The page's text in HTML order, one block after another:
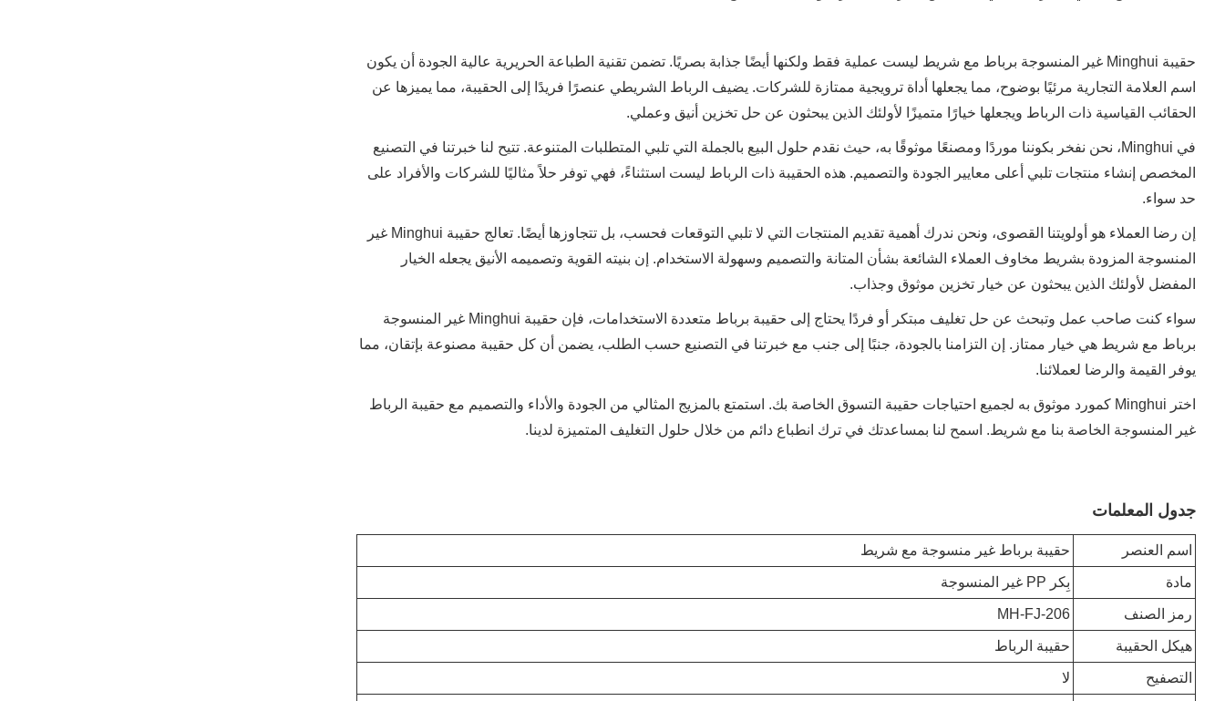
حقيبة Minghui غير المنسوجة برباط مع شريط ليست عملية فقط ولكنها أيضًا جذابة بصريًا. تضمن تقنية الطباعة الحريرية عالية الجودة أن يكون
اسم العلامة التجارية مرئيًا بوضوح، مما يجعلها أداة ترويجية ممتازة للشركات. يضيف الرباط الشريطي عنصرًا فريدًا إلى الحقيبة، مما يميزها عن
الحقائب القياسية ذات الرباط ويجعلها خيارًا متميزًا لأولئك الذين يبحثون عن حل تخزين أنيق وعملي.
في Minghui، نحن نفخر بكوننا موردًا ومصنعًا موثوقًا به، حيث نقدم حلول البيع بالجملة التي تلبي المتطلبات المتنوعة. تتيح لنا خبرتنا في التصنيع
المخصص إنشاء منتجات تلبي أعلى معايير الجودة والتصميم. هذه الحقيبة ذات الرباط ليست استثناءً، فهي توفر حلاً مثاليًا للشركات والأفراد على
حد سواء.
إن رضا العملاء هو أولويتنا القصوى، ونحن ندرك أهمية تقديم المنتجات التي لا تلبي التوقعات فحسب، بل تتجاوزها أيضًا. تعالج حقيبة Minghui غير
المنسوجة المزودة بشريط مخاوف العملاء الشائعة بشأن المتانة والتصميم وسهولة الاستخدام. إن بنيته القوية وتصميمه الأنيق يجعله الخيار
المفضل لأولئك الذين يبحثون عن خيار تخزين موثوق وجذاب.
سواء كنت صاحب عمل وتبحث عن حل تغليف مبتكر أو فردًا يحتاج إلى حقيبة برباط متعددة الاستخدامات، فإن حقيبة Minghui غير المنسوجة
برباط مع شريط هي خيار ممتاز. إن التزامنا بالجودة، جنبًا إلى جنب مع خبرتنا في التصنيع حسب الطلب، يضمن أن كل حقيبة مصنوعة بإتقان، مما
يوفر القيمة والرضا لعملائنا.
اختر Minghui كمورد موثوق به لجميع احتياجات حقيبة التسوق الخاصة بك. استمتع بالمزيج المثالي من الجودة والأداء والتصميم مع حقيبة الرباط
غير المنسوجة الخاصة بنا مع شريط. اسمح لنا بمساعدتك في ترك انطباع دائم من خلال حلول التغليف المتميزة لدينا.
جدول المعلمات
اسم العنصر حقيبة برباط غير منسوجة مع شريط
مادة بِكر PP غير المنسوجة
رمز الصنف MH-FJ-206
هيكل الحقيبة حقيبة الرباط
التصفيح لا